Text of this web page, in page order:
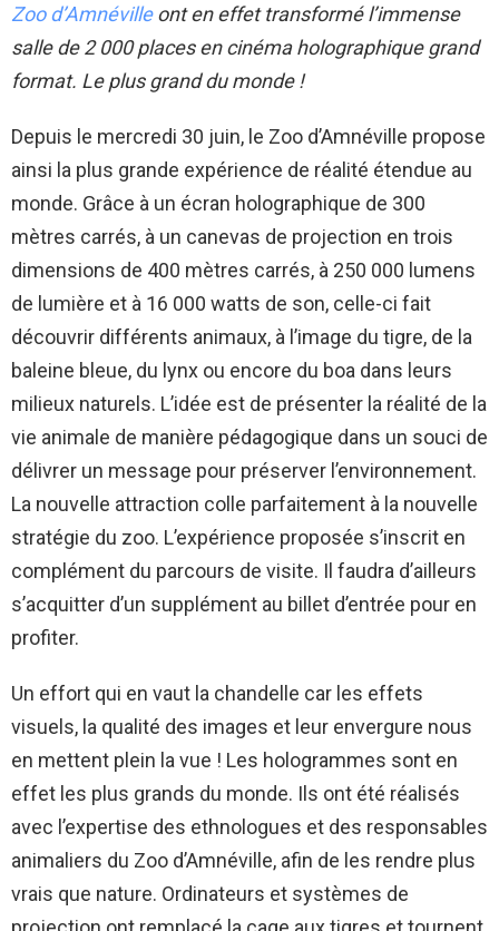
Zoo d’Amnéville ont en effet transformé l’immense
salle de 2 000 places en cinéma holographique grand
format. Le plus grand du monde !
Depuis le mercredi 30 juin, le Zoo d’Amnéville propose
ainsi la plus grande expérience de réalité étendue au
monde. Grâce à un écran holographique de 300
mètres carrés, à un canevas de projection en trois
dimensions de 400 mètres carrés, à 250 000 lumens
de lumière et à 16 000 watts de son, celle-ci fait
découvrir différents animaux, à l’image du tigre, de la
baleine bleue, du lynx ou encore du boa dans leurs
milieux naturels. L’idée est de présenter la réalité de la
vie animale de manière pédagogique dans un souci de
délivrer un message pour préserver l’environnement.
La nouvelle attraction colle parfaitement à la nouvelle
stratégie du zoo. L’expérience proposée s’inscrit en
complément du parcours de visite. Il faudra d’ailleurs
s’acquitter d’un supplément au billet d’entrée pour en
profiter.
Un effort qui en vaut la chandelle car les effets
visuels, la qualité des images et leur envergure nous
en mettent plein la vue ! Les hologrammes sont en
effet les plus grands du monde. Ils ont été réalisés
avec l’expertise des ethnologues et des responsables
animaliers du Zoo d’Amnéville, afin de les rendre plus
vrais que nature. Ordinateurs et systèmes de